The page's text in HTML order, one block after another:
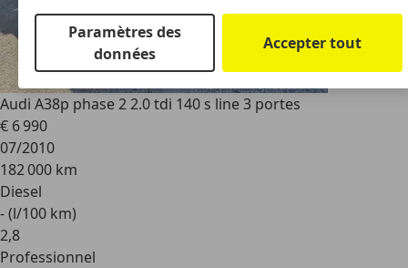
Audi A38p phase 2 2.0 tdi 140 s line 3 portes
€ 6 990
07/2010
182 000 km
Diesel
- (l/100 km)
2,8
Professionnel
Paramètres des
données
Accepter tout